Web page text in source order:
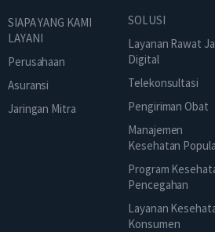
SIAPA YANG KAMI
LAYANI
Perusahaan
Asuransi
Jaringan Mitra
SOLUSI
Layanan Rawat
Digital
Telekonsultasi
Pengiriman Obat
Manajemen
Kesehatan
Program
Pencegahan
Layanan
Konsumen